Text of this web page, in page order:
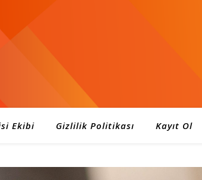
Ekibi Gizlilik Politikası Kayıt Ol